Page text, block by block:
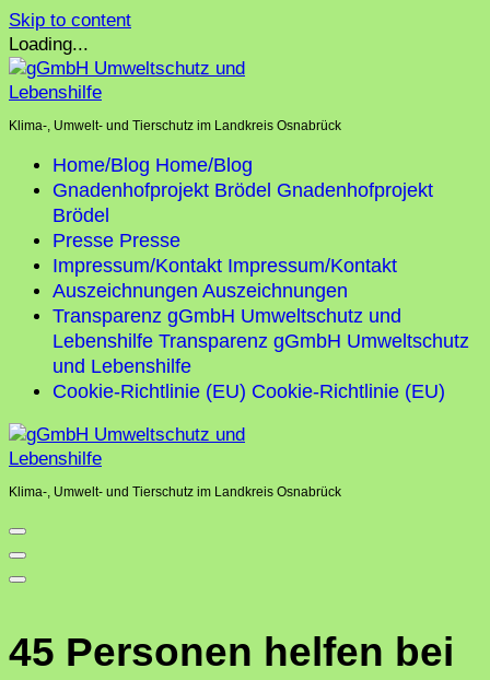
Skip to content
Loading...
Klima-, Umwelt- und Tierschutz im Landkreis Osnabrück
Home/Blog Home/Blog
Gnadenhofprojekt Brödel Gnadenhofprojekt
Brödel
Presse Presse
Impressum/Kontakt Impressum/Kontakt
Auszeichnungen Auszeichnungen
Transparenz gGmbH Umweltschutz und
Lebenshilfe Transparenz gGmbH Umweltschutz
und Lebenshilfe
Cookie-Richtlinie (EU) Cookie-Richtlinie (EU)
Klima-, Umwelt- und Tierschutz im Landkreis Osnabrück
45 Personen helfen bei